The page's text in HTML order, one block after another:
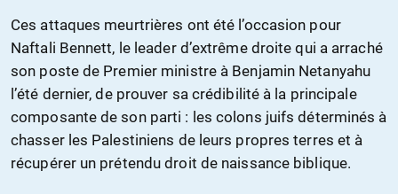
Ces attaques meurtrières ont été l’occasion pour
Naftali Bennett, le leader d’extrême droite qui a arraché
son poste de Premier ministre à Benjamin Netanyahu
l’été dernier, de prouver sa crédibilité à la principale
composante de son parti : les colons juifs déterminés à
chasser les Palestiniens de leurs propres terres et à
récupérer un prétendu droit de naissance biblique.